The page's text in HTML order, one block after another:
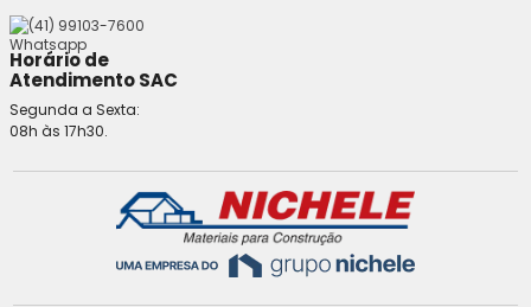
(41) 99103-7600
Horário de
Atendimento SAC
Segunda a Sexta:
08h às 17h30.